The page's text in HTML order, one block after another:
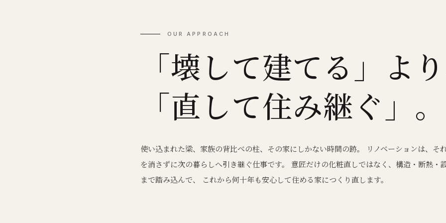
OUR APPROACH
「壊して建てる」より
「直して住み継ぐ」。
使い込まれた梁、家族の背比べの柱、その家にしかない時間の跡。 リノベーションは、そ
を消さずに次の暮らしへ引き継ぐ仕事です。 意匠だけの化粧直しではなく、構造・断熱・
まで踏み込んで、 これから何十年も安心して住める家につくり直します。